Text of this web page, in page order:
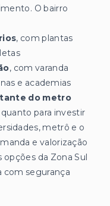
O bairro
, com plantas
, com varanda
e academias
do metro
para investir
metrô e o
e valorização
da Zona Sul
com segurança